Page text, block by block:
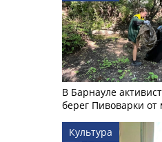
В Барнауле
берег Пивоварки от
Культура